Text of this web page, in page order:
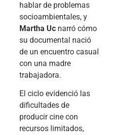
hablar de problemas
socioambientales, y
Martha Uc narró cómo
su documental nació
de un encuentro casual
con una madre
trabajadora.
El ciclo evidenció las
dificultades de
producir cine con
recursos limitados,